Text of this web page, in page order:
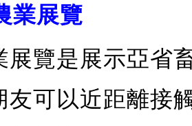
業展覽
展覽是展示亞省
友可以近距離接